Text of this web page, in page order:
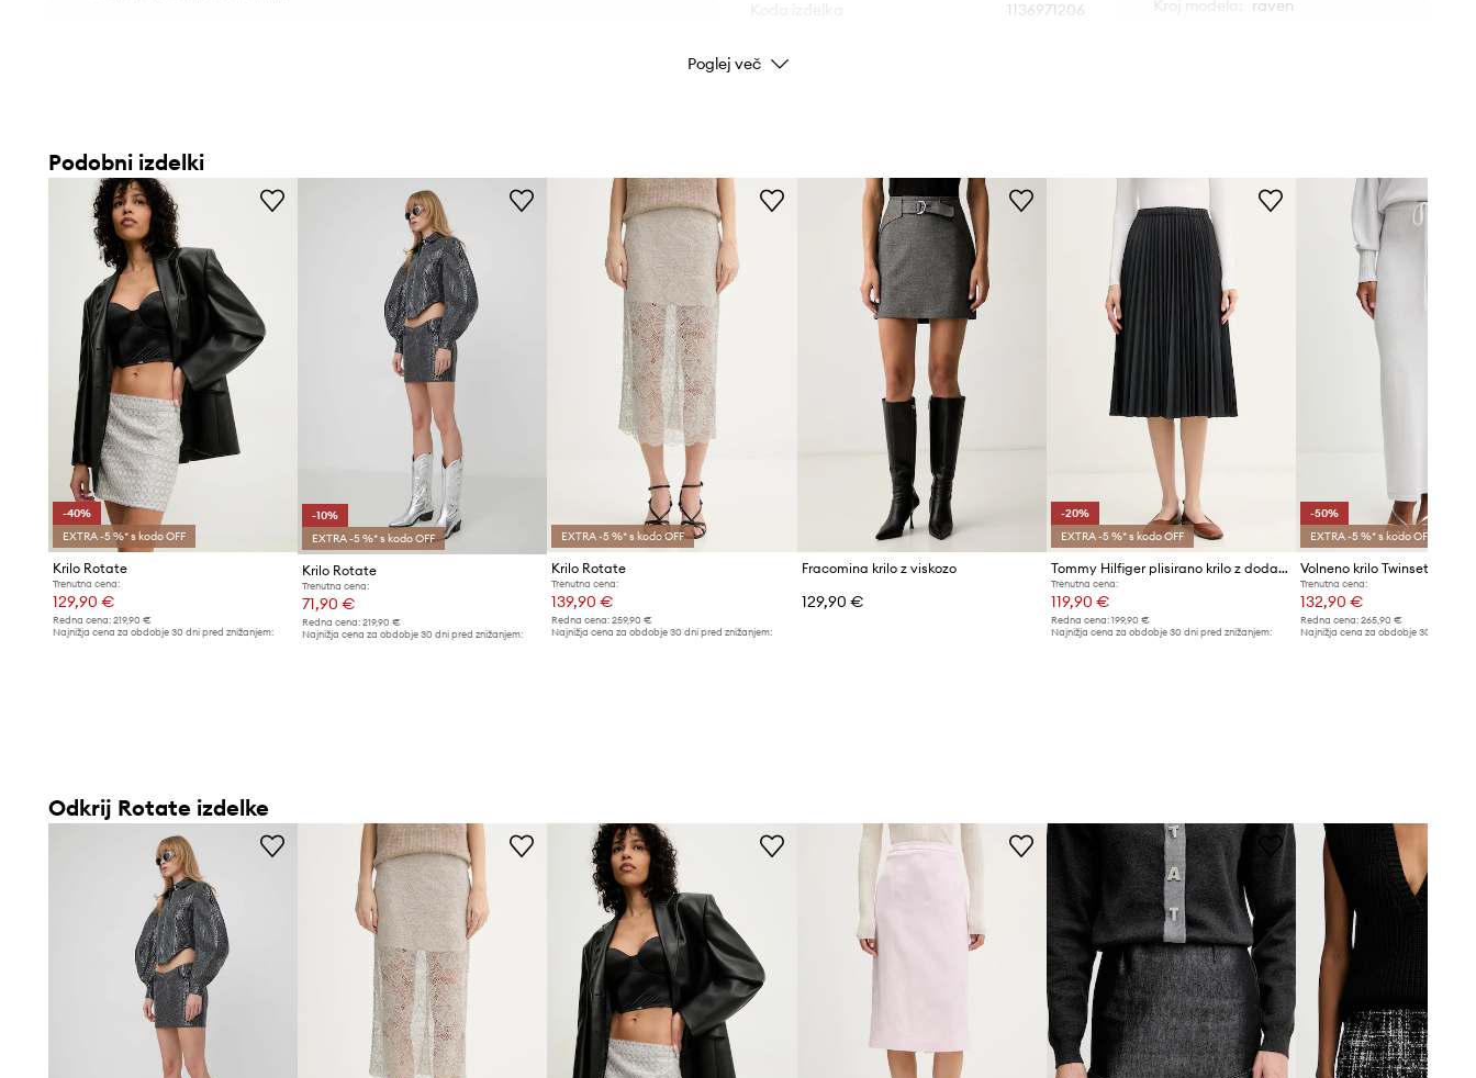
1136971206
Barva
Proizvajalec
Kroj modela
raven
Standardna velikost
Priporočamo, da izbereš velikost, ki jo
običajno nosiš.
Tabela velikosti
Poglej več
Podobni izdelki
-40%
EXTRA -5 %* s kodo OFF
Krilo Rotate
Trenutna cena:
129,90 €
Redna cena: 219,90 €
Najnižja cena za obdobje 30 dni pred znižanjem:
-10%
EXTRA -5 %* s kodo OFF
Krilo Rotate
Trenutna cena:
71,90 €
Redna cena:219,90 €
Najnižja cena za obdobje 30 dni pred znižanjem:
EXTRA -5 %* s kodo OFF
Krilo Rotate
Trenutna cena:
139,90 €
Redna cena: 259,90 €
Najnižja cena za obdobje 30 dni pred znižanjem:
Fracomina krilo z viskozo
129,90 €
-20%
EXTRA -5 %* s kodo OFF
Tommy Hilfiger plisirano krilo z dodatkom volne
Trenutna cena:
119,90 €
Redna cena:199,90 €
Najnižja cena za obdobje 30 dni pred znižanjem:
-50%
EXTRA -5 %* s kodo OFF
Volneno krilo Twinset
Trenutna cena:
132,90 €
Redna cena: 265,90 €
Najnižja cena za obdobje 30 dni pred
Odkrij Rotate izdelke